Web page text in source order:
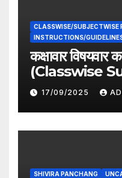
CLASSWISE/SUBJECTWISE
INSTRUCTIONS/
कक्षावार विषयवार
(Classwise
period
17/09/2025
SHIVIRA PANCHANG